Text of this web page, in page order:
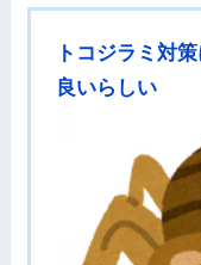
トコジラミ対
良いらしい